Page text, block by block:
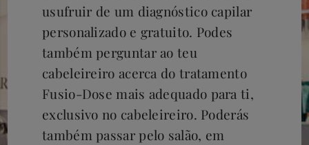
usufruir de um diagnóstico capilar
personalizado e gratuito. Podes
também perguntar ao teu
cabeleireiro acerca do tratamento
Fusio-Dose mais adequado para ti,
exclusivo no cabeleireiro. Poderás
também passar pelo salão, em